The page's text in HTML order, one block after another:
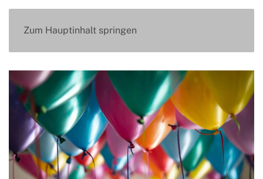
Zum Hauptinhalt springen